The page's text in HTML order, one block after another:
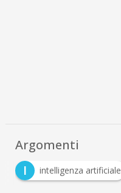
Argomenti
I
intelligenza artificiale